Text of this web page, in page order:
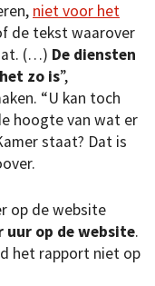
niet voor het
de tekst waarover
(…) De diensten
zo is”,
“U kan toch
hoogte van wat er
staat? Dat is
op de website
op de website.
het rapport niet op